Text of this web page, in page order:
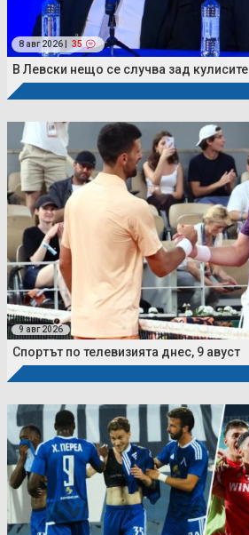
8 авг 2026 | 35
В Левски нещо се случва зад кулисите
9 авг 2026
Спортът по телевизията днес, 9 авуст